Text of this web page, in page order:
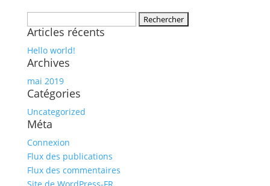
Articles récents
Hello world!
Archives
mai 2019
Catégories
Uncategorized
Méta
Connexion
Flux des publications
Flux des commentaires